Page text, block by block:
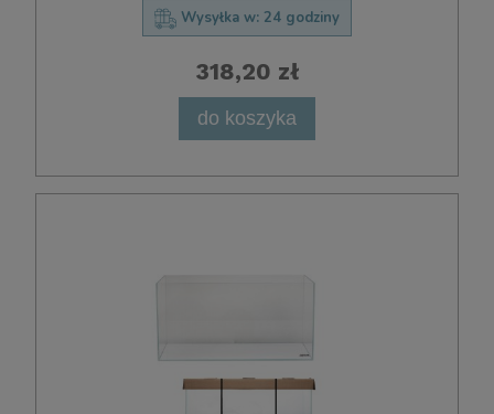
Wysyłka w: 24 godziny
318,20 zł
do koszyka